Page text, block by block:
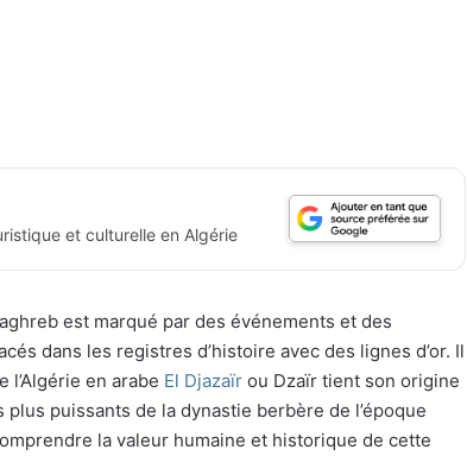
et culturelle en Algérie
est marqué par des événements et des
dans les registres d’histoire avec des lignes d’or. Il
l’Algérie en arabe El Djazaïr ou Dzaïr tient son origine
puissants de la dynastie berbère de l’époque
la valeur humaine et historique de cette